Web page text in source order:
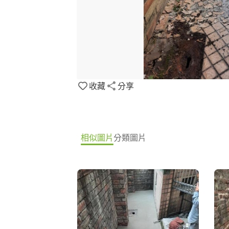
收藏 分享
相似圖片分類圖片